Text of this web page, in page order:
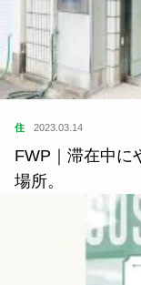
住 2023.03.14
FWP｜滞在中に
場所。